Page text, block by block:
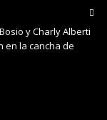
y Charly Alberti
en la cancha de